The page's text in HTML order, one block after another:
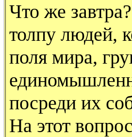
Что же
толпу людей,
поля мира,
посреди их
На этот